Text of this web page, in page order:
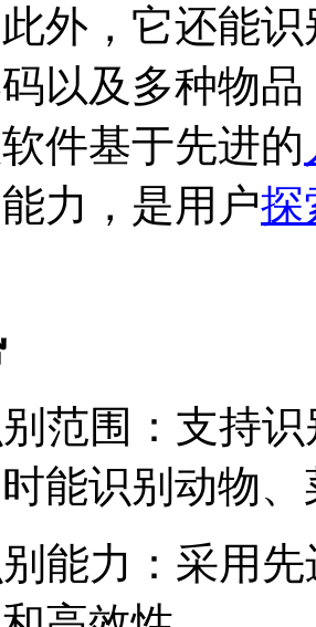
外，它还能识
以及多种物
件基于先进的
力，是用户探
范围：支持
能识别动物
能力：采用